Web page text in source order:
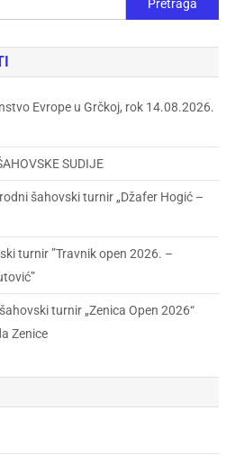
Evrope u Grčkoj, rok 14.08.2026.
SUDIJE
šahovski turnir „Džafer Hogić –
turnir ”Travnik open 2026. –
turnir „Zenica Open 2026“
Zenice